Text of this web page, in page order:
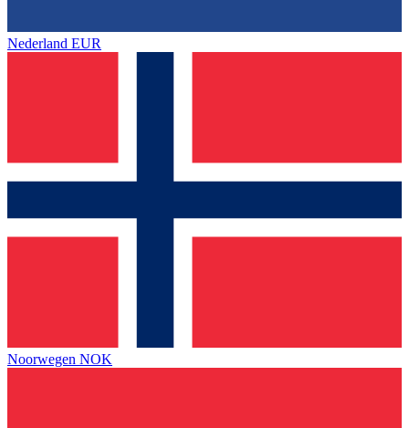
Nederland EUR
Noorwegen NOK